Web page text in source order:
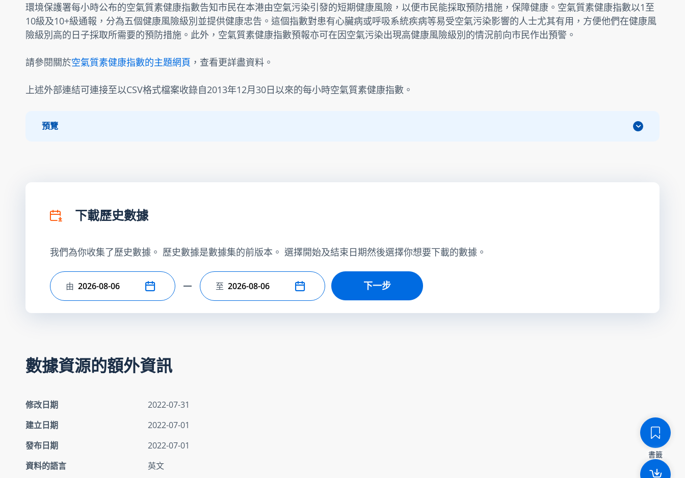
環境保護署每小時公布的空氣質素健康指數告知市民在本港由空氣污染引發的短期健康風險，以便市民能採取預防措施，保障健康。空氣質素健康指數以1至
10級及10+級通報，分為五個健康風險級別並提供健康忠告。這個指數對患有心臟病或呼吸系統疾病等易受空氣污染影響的人士尤其有用，方便他們在健康風
險級別高的日子採取所需要的預防措施。此外，空氣質素健康指數預報亦可在因空氣污染出現高健康風險級別的情況前向市民作出預警。
請參閱關於空氣質素健康指數的主題網頁 ，查看更詳盡資料。
上述外部連結可連接至以CSV格式檔案收錄自2013年12月30日以來的每小時空氣質素健康指數。
預覽
下載歷史數據
我們為你收集了歷史數據。 歷史數據是數據集的前版本。 選擇開始及結束日期然後選擇你想要下載的數據。
選擇開始日期
由 選擇結束日期
至 下一步
數據資源的額外資訊
修改日期
2022-07-31
建立日期
2022-07-01
發布日期
2022-07-01
資料的語言
英文
書籤